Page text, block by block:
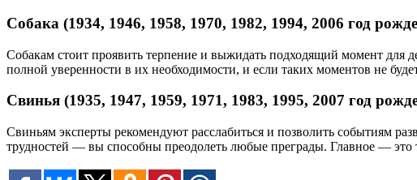
Собака (1934, 1946, 1958, 1970, 1982, 1994, 2006 год
Собакам стоит проявить терпение и выжидать подходящий момент
полной уверенности в их необходимости, и если таких моментов не
Свинья (1935, 1947, 1959, 1971, 1983, 1995, 2007 год
Свиньям эксперты рекомендуют расслабиться и позволить событиям
трудностей — вы способны преодолеть любые преграды. Главное — это